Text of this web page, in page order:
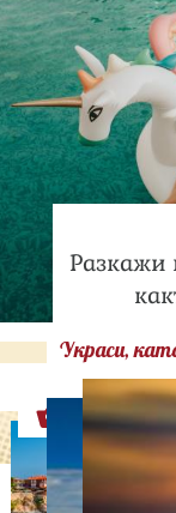
Разкажи
Украси,